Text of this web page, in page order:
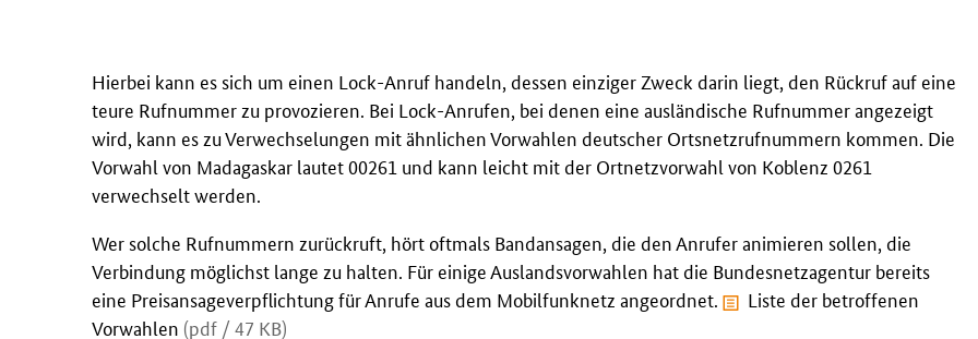
Hierbei kann es sich um einen Lock-Anruf handeln, dessen einziger Zweck darin liegt, den Rückruf auf eine
teure Rufnummer zu provozieren. Bei Lock-Anrufen, bei denen eine ausländische Rufnummer angezeigt
wird, kann es zu Verwechselungen mit ähnlichen Vorwahlen deutscher Ortsnetzrufnummern kommen. Die
Vorwahl von Madagaskar lautet 00261 und kann leicht mit der Ortnetzvorwahl von Koblenz 0261
verwechselt werden.
Wer solche Rufnummern zurückruft, hört oftmals Bandansagen, die den Anrufer animieren sollen, die
Verbindung möglichst lange zu halten. Für einige Auslandsvorwahlen hat die Bundesnetzagentur bereits
eine Preisansageverpflichtung für Anrufe aus dem Mobilfunknetz angeordnet.
Liste der betroffenen
Vorwahlen (pdf / 47 KB)